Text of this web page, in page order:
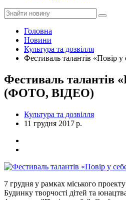
Головна
Новини
Культура та дозвілля
Фестиваль талантів
Фестиваль талантів
(ФОТО, ВІДЕО)
Культура та дозвілля
11 грудня 2017 р.
7 грудня у рамках міського
Будинку творчості дітей та